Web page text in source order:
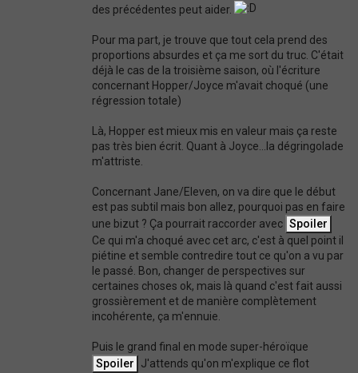
des précédentes peut aider.
Pour ma part, je trouve que tout cela prend des
proportions absurdes et ça me sort du truc. C'était
déjà le cas de la troisième saison, où l'écriture
concernant Hopper/Joyce m'avait choqué (une
régression totale)
Là, Hopper est mieux mis en valeur mais ça reste
pas très bien écrit. Quant à Joyce...la dégringolade
m'attriste.
Concernant Jane/Eleven, on va dire que le début
est pas subtil mais bon allez, pourquoi pas en faire
une bizut ? Ça pourrait raccorder avec
Ce qui m'a choqué avec cet arc, c'est à quel point il
piétine et semble contredire tout ce qu'on a vu par
le passé. Bon, changer de perspectives sur
certaines choses ok, mais là quand c'est fait aussi
grossièrement et de manière complètement
incohérente, ça m'ennuie.
Puis le grand final en mode super-héroïque
J'attends qu'on m'explique ce flot